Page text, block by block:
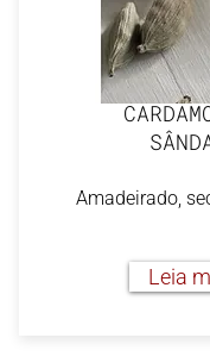
Amadeirado,
Leia